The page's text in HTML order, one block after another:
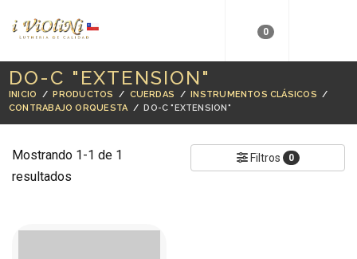
0
DO-C "EXTENSION"
INICIO /PRODUCTOS / CUERDAS /INSTRUMENTOS CLÁSICOS /
CONTRABAJO ORQUESTA /DO-C "EXTENSION"
Mostrando 1-1 de 1
resultados
Filtros 0